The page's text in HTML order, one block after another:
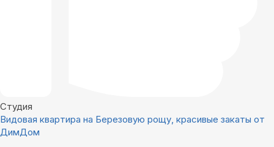
Студия
Видовая квартира на Березовую рощу, красивые закаты от
ДимДом